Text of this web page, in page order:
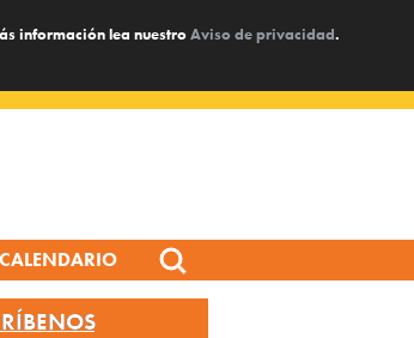
información lea nuestroAviso de privacidad.
CALENDARIO
Search
for: